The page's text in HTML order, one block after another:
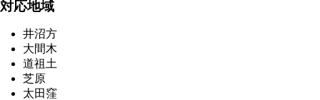
対応地域
井沼方
大間木
道祖土
芝原
太田窪